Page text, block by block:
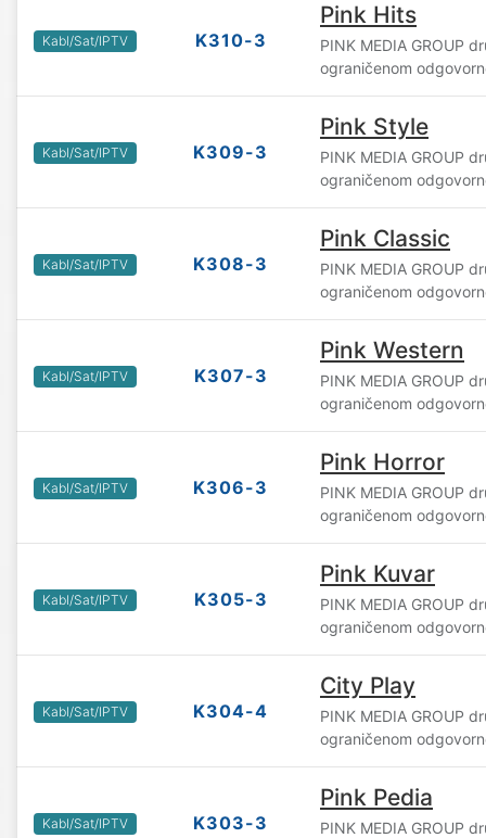
Kabl/Sat/IPTV K310-3
Pink Hits
PINK MEDIA GROUP
ograničenom
Kabl/Sat/IPTV K309-3
Pink Style
PINK MEDIA GROUP
ograničenom
Kabl/Sat/IPTV K308-3
Pink Classic
PINK MEDIA GROUP
ograničenom
Kabl/Sat/IPTV K307-3
Pink Western
PINK MEDIA GROUP
ograničenom
Kabl/Sat/IPTV K306-3
Pink Horror
PINK MEDIA GROUP
ograničenom
Kabl/Sat/IPTV K305-3
Pink Kuvar
PINK MEDIA GROUP
ograničenom
Kabl/Sat/IPTV K304-4
City Play
PINK MEDIA GROUP
ograničenom
Kabl/Sat/IPTV K303-3
Pink Pedia
PINK MEDIA GROUP